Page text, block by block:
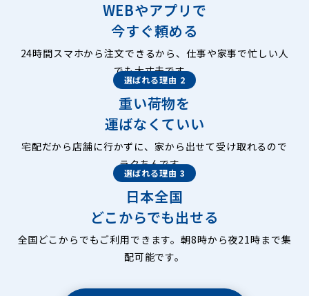
WEBやアプリで
今すぐ頼める
24時間スマホから注文できるから、仕事や家事で忙しい人
でも大丈夫です。
選ばれる理由 2
重い荷物を
運ばなくていい
宅配だから店舗に行かずに、家から出せて受け取れるので
ラクちんです。
選ばれる理由 3
日本全国
どこからでも出せる
全国どこからでもご利用できます。朝8時から夜21時まで集
配可能です。